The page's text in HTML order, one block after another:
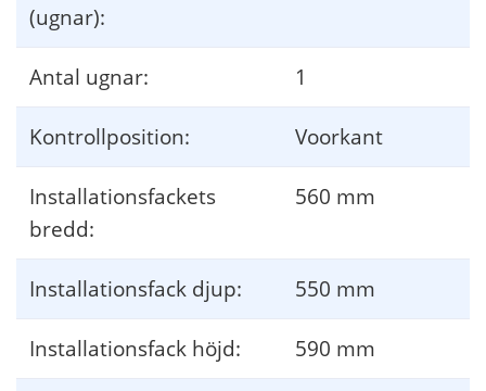
(ugnar):
Antal ugnar: 1
Kontrollposition: Voorkant
Installationsfackets
bredd:
560 mm
Installationsfack djup: 550 mm
Installationsfack höjd: 590 mm